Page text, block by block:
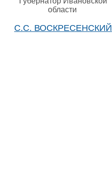
области
С.С. ВОСКРЕСЕНСКИЙ